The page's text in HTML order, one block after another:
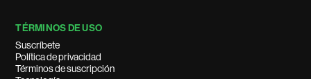
TÉRMINOS DE USO
Suscríbete
Política de privacidad
Términos de suscripción